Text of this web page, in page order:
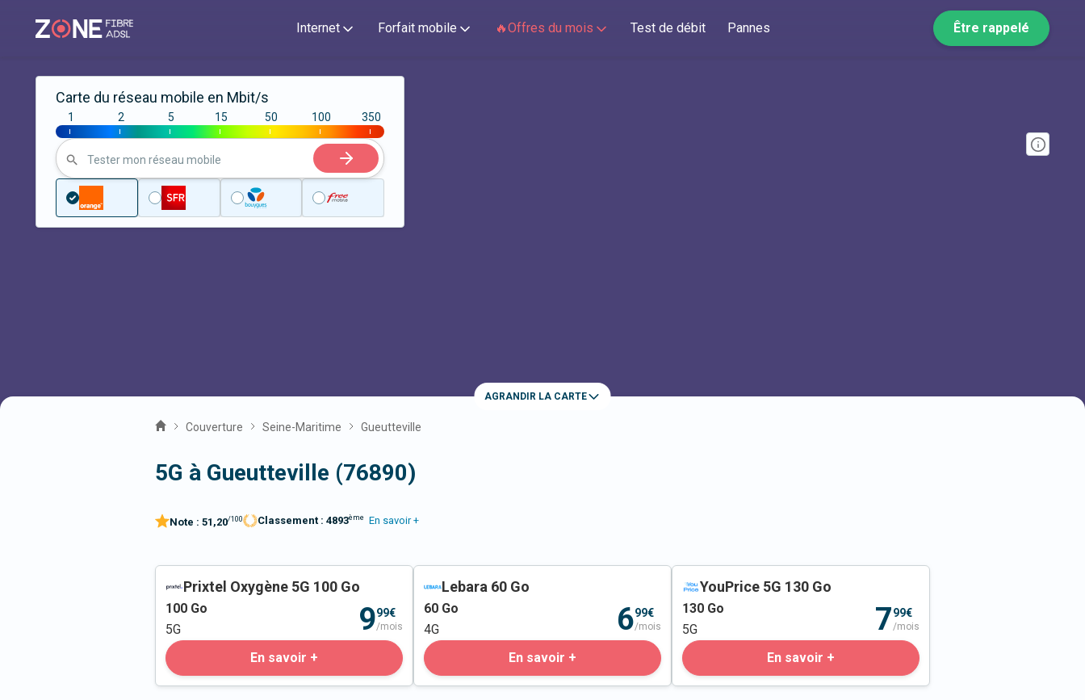
Internet Forfait mobile 🔥Offres du mois Test de débit Pannes Être rappelé
Carte du réseau mobile en Mbit/s
|
1
|
2
|
5
|
15
|
50
|
100
|
350
Tester mon réseau mobile
AGRANDIR LA CARTE
Couverture Seine-Maritime Gueutteville
5G à Gueutteville (76890)
Note : 51,20/100 Classement : 4893ème En savoir +
Prixtel Oxygène 5G 100 Go
100 Go
5G
999€
/mois
En savoir +
Lebara 60 Go
60 Go
4G
699€
/mois
En savoir +
YouPrice 5G 130 Go
130 Go
5G
799€
/mois
En savoir +